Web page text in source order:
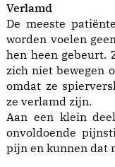
Verlamd
De meeste
worden voelen
hen heen gebeurt.
zich niet bewegen
omdat ze
ze verlamd zijn.
Aan een klein
onvoldoende
pijn en kunnen dat